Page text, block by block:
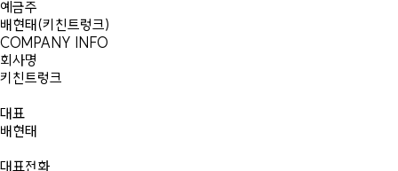
예금주
배현태(키친트렁크)
COMPANY INFO
회사명
키친트렁크
대표
배현태
대표전화